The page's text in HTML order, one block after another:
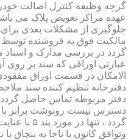
عهده مراکز تعویض پلاک می
جلوگیری از مشکلات بعدی
مالکیت فوق به فروشنده
گردد در بررسی مدارک و
عبارتی اوراقی که سند بر روی
الامکان در قسمت اوراق
دفترخانه تنظیم کننده سند
دفتر مربوطه تماس حاصل
دسترس نیست رونوشت برابر
گردد ،
وتوافق کانون با ناجا به بنچاق